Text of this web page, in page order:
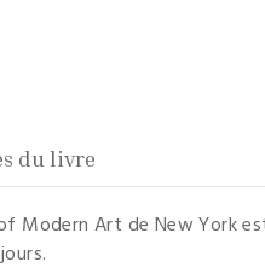
du livre
Modern Art de New York